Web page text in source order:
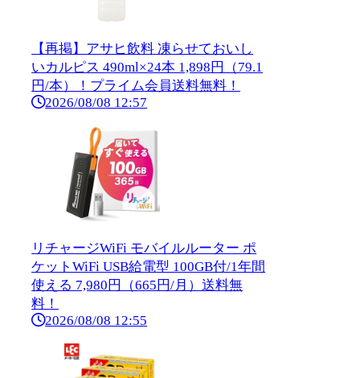
【再掲】アサヒ飲料 凍らせておいし
いカルピス 490ml×24本 1,898円（79.1
円/本）！プライム会員送料無料！
2026/08/08 12:57
リチャージWiFi モバイルルーター ポ
ケットWiFi USB給電型 100GB付/1年間
使える 7,980円（665円/月）送料無
料！
2026/08/08 12:55